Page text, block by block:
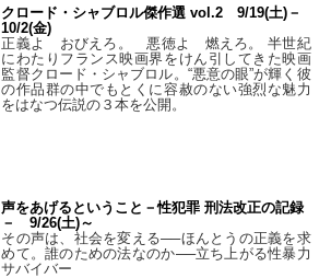
クロード・シャブロル傑作選 vol.2 9/19(土)－
10/2(金)
正義よ おびえろ。 悪徳よ 燃えろ。 半世紀
にわたりフランス映画界をけん引してきた映画
監督クロード・シャブロル。“悪意の眼”が輝く彼
の作品群の中でもとくに容赦のない強烈な魅力
をはなつ伝説の３本を公開。
声をあげるということ－性犯罪 刑法改正の記録
－ 9/26(土)～
その声は、社会を変える──ほんとうの正義を求
めて。誰のための法なのか──立ち上がる性暴力
サバイバー